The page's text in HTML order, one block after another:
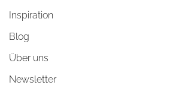
Inspiration
Blog
Über uns
Newsletter